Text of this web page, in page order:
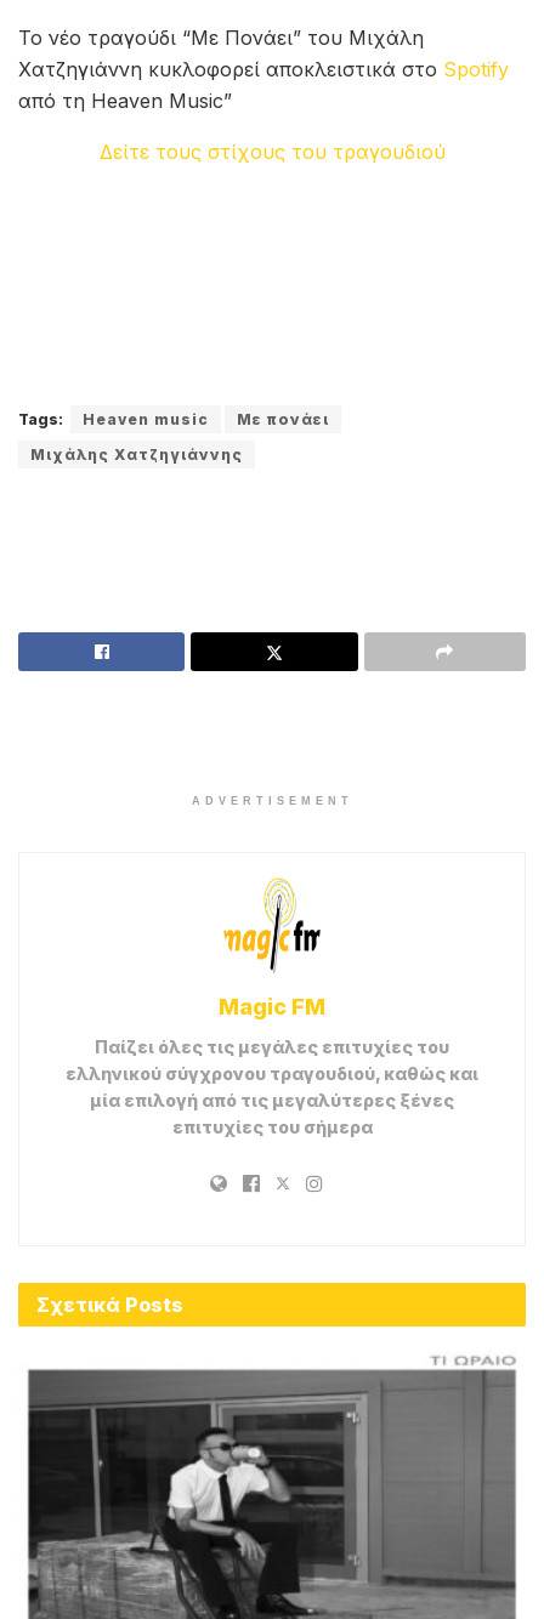
Το νέο τραγούδι “Με Πονάει” του Μιχάλη
Χατζηγιάννη κυκλοφορεί αποκλειστικά στο Spotify
από τη Heaven Music”
Δείτε τους στίχους του τραγουδιού
Tags: Heaven music
Με πονάει
Μιχάλης Χατζηγιάννης
ADVERTISEMENT
Magic FM
Παίζει όλες τις μεγάλες επιτυχίες του
ελληνικού σύγχρονου τραγουδιού, καθώς και
μία επιλογή από τις μεγαλύτερες ξένες
επιτυχίες του σήμερα
Σχετικά Posts